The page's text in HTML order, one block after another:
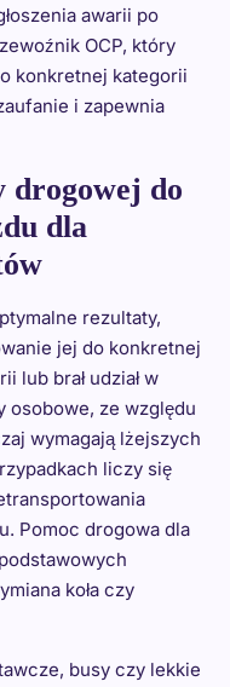
awarii po
OCP, który
konkretnej kategorii
i zapewnia
drogowej do
dla
rezultaty,
jej do konkretnej
lub brał udział w
osobowe, ze względu
wymagają lżejszych
liczy się
Pomoc drogowa dla
koła czy
busy czy lekkie